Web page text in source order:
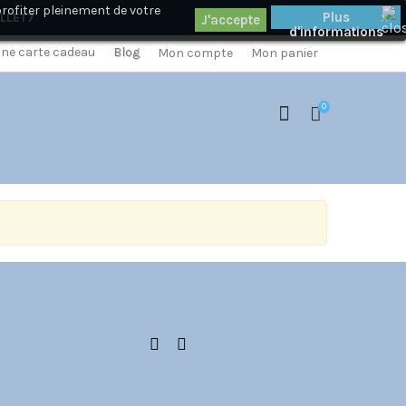
×
Mon compte Mon panier
Blog
carte cadeau
0
pleinement de votre
Plus
d'informations